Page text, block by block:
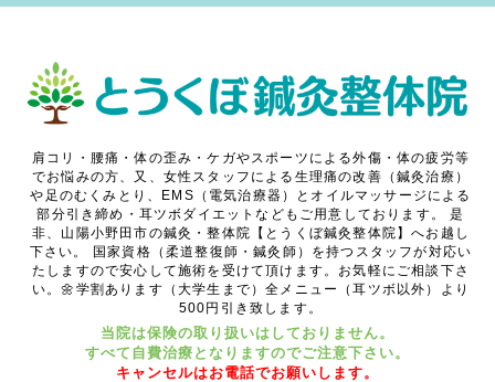
肩コリ・腰痛・体の歪み・ケガやスポーツによる外傷・体の疲労等
でお悩みの方、又、女性スタッフによる生理痛の改善（鍼灸治療）
や足のむくみとり、EMS（電気治療器）とオイルマッサージによる
部分引き締め・耳ツボダイエットなどもご用意しております。
是
非、山陽小野田市の鍼灸・整体院【とうくぼ鍼灸整体院】へお越し
下さい。
国家資格（柔道整復師・鍼灸師）を持つスタッフが対応い
たしますので安心して施術を受けて頂けます。お気軽にご相談下さ
い。🌼学割あります（大学生まで）全メニュー（耳ツボ以外）より
500円引き致します。
当院は保険の取り扱いはしておりません。
すべて自費治療となりますのでご注意下さい。
キャンセルはお電話でお願いします。